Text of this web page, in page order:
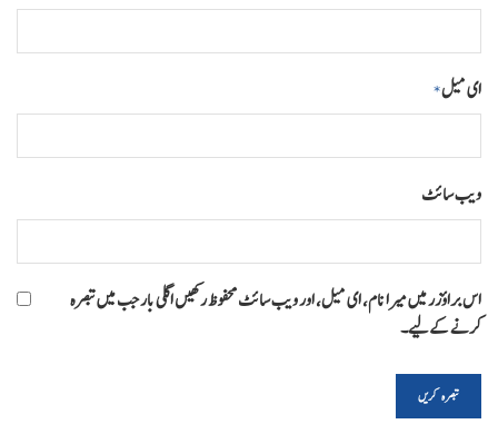
ای میل*
ویب‌ سائٹ
اس براؤزر میں میرا نام، ای میل، اور ویب سائٹ محفوظ رکھیں اگلی بار جب میں تبصرہ
کرنے کےلیے۔